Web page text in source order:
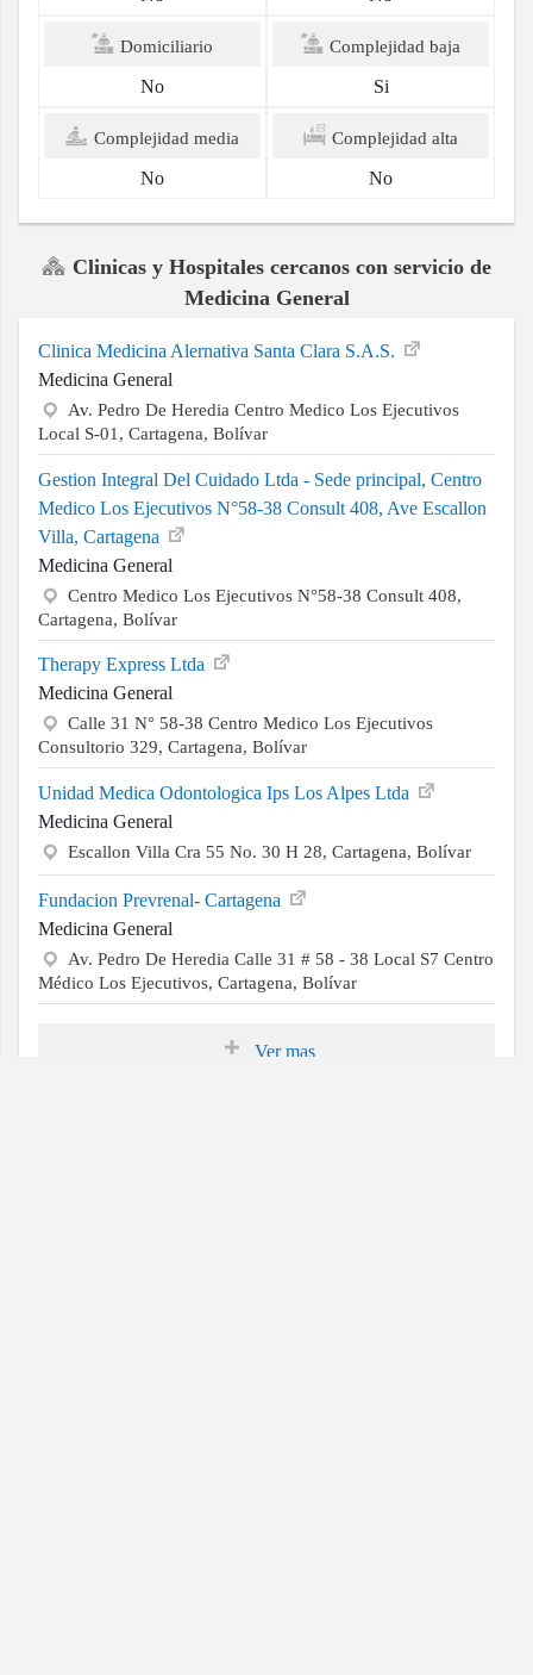
Domiciliario
No
Complejidad baja
Si
Complejidad media
No
Complejidad alta
No
Clinicas y Hospitales cercanos con servicio de
Medicina General
Clinica Medicina Alernativa Santa Clara S.A.S.
Medicina General
Av. Pedro De Heredia Centro Medico Los Ejecutivos
Local S-01, Cartagena, Bolívar
Gestion Integral Del Cuidado Ltda - Sede principal, Centro
Medico Los Ejecutivos N°58-38 Consult 408, Ave Escallon
Villa, Cartagena
Medicina General
Centro Medico Los Ejecutivos N°58-38 Consult 408,
Cartagena, Bolívar
Therapy Express Ltda
Medicina General
Calle 31 N° 58-38 Centro Medico Los Ejecutivos
Consultorio 329, Cartagena, Bolívar
Unidad Medica Odontologica Ips Los Alpes Ltda
Medicina General
Escallon Villa Cra 55 No. 30 H 28, Cartagena, Bolívar
Fundacion Prevrenal- Cartagena
Medicina General
Av. Pedro De Heredia Calle 31 # 58 - 38 Local S7 Centro
Médico Los Ejecutivos, Cartagena, Bolívar
Ver mas